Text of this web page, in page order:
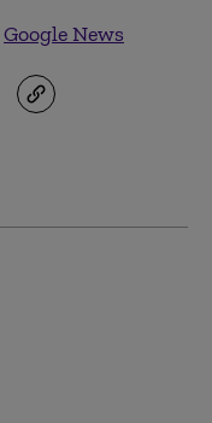
Google News